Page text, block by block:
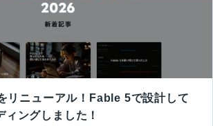
リニューアル！Fable 5で設計して
ングしました！